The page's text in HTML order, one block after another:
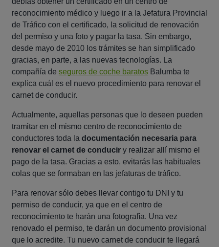
reconocimiento médico y luego ir a la Jefatura Provincial
de Tráfico con el certificado, la solicitud de renovación
del permiso y una foto y pagar la tasa. Sin embargo,
desde mayo de 2010 los trámites se han simplificado
gracias, en parte, a las nuevas tecnologías. La
compañía de seguros de coche baratos Balumba te
explica cuál es el nuevo procedimiento para renovar el
carnet de conducir.
Actualmente, aquellas personas que lo deseen pueden
tramitar en el mismo centro de reconocimiento de
conductores toda la documentación necesaria para
renovar el carnet de conducir y realizar allí mismo el
pago de la tasa. Gracias a esto, evitarás las habituales
colas que se formaban en las jefaturas de tráfico.
Para renovar sólo debes llevar contigo tu DNI y tu
permiso de conducir, ya que en el centro de
reconocimiento te harán una fotografía. Una vez
renovado el permiso, te darán un documento provisional
que lo acredite. Tu nuevo carnet de conducir te llegará